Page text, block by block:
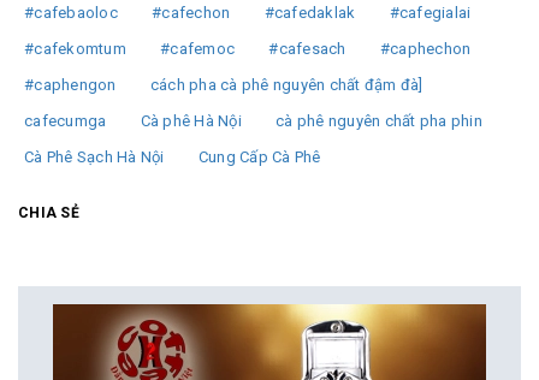
#cafebaoloc #cafechon #cafedaklak
#cafegialai
#cafekomtum
#cafemoc #cafesach
#caphechon
#caphengon
cách pha cà phê nguyên chất đậm đà]
cafecumga
Cà phê Hà Nội
cà phê nguyên chất pha phin
Cà Phê Sạch Hà Nội
Cung Cấp Cà Phê
CHIA SẺ